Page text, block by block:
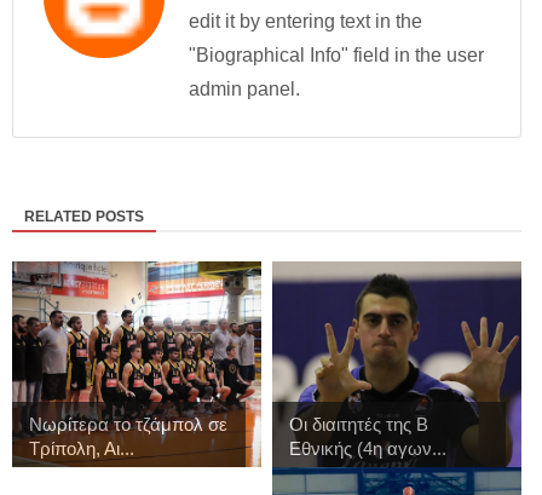
edit it by entering text in the
"Biographical Info" field in the user
admin panel.
RELATED POSTS
Νωρίτερα το τζάμπολ σε
Τρίπολη, Αι...
Οι διαιτητές της Β
Εθνικής (4η αγων...